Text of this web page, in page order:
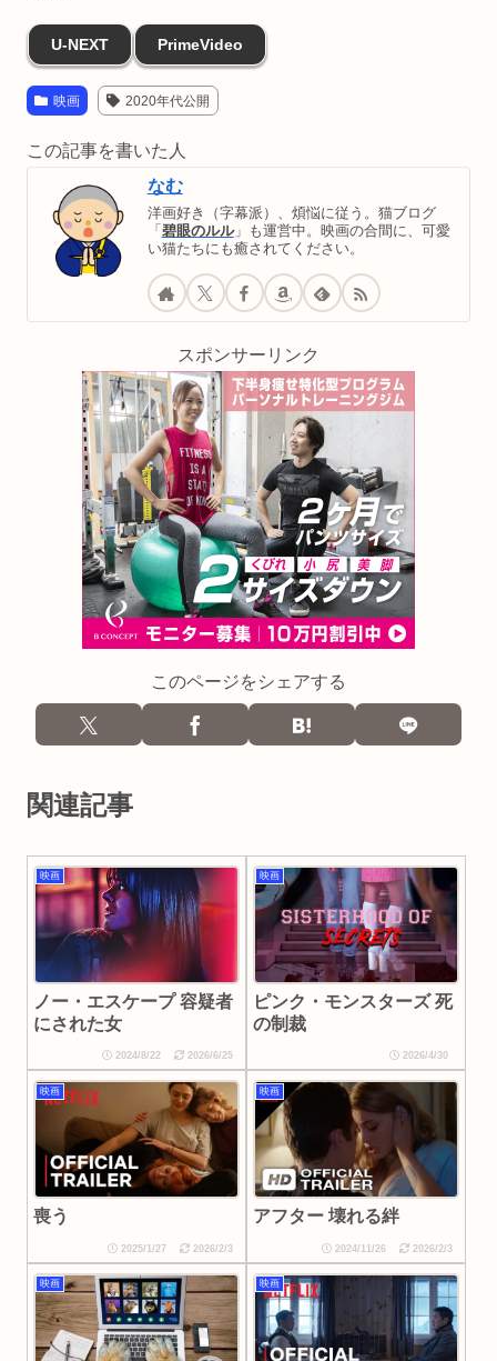
U-NEXT PrimeVideo
映画 2020年代公開
この記事を書いた人
なむ
洋画好き（字幕派）、煩悩に従う。猫ブログ
「 碧眼のルル」も運営中。映画の合間に、可愛
い猫たちにも癒されてください。
スポンサーリンク
このページをシェアする
関連記事
映画
ノー・エスケープ 容疑者
にされた女
2024/8/22 2026/6/25
映画
ピンク・モンスターズ 死
の制裁
2026/4/30
映画
喪う
2025/1/27 2026/2/3
映画
アフター 壊れる絆
2024/11/26 2026/2/3
映画 映画